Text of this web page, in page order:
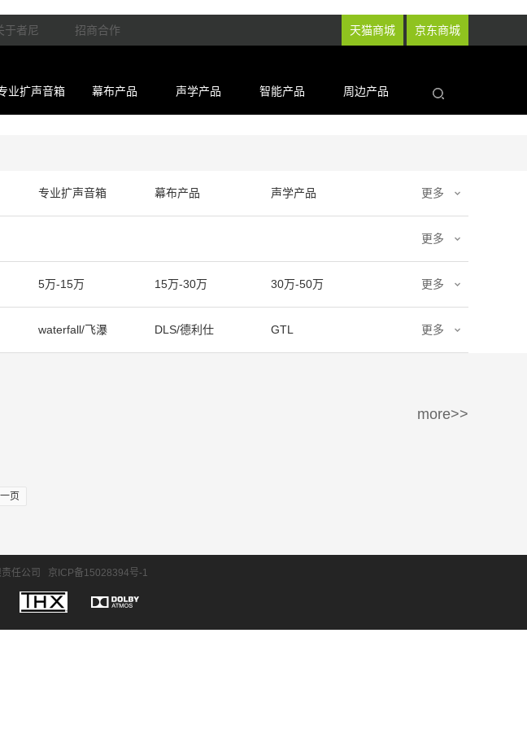
天猫商城 京东商城
于者尼 招商合作
业扩声音箱 幕布产品 声学产品 智能产品 周边产品
专业扩声音箱 幕布产品 声学产品 更多
更多
5万-15万 15万-30万 30万-50万 更多
waterfall/飞瀑 DLS/德利仕 GTL 更多
more>>
一页
责任公司 京ICP备15028394号-1